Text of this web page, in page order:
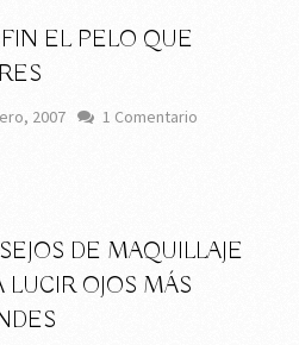
EL PELO QUE
2007 1 Comentario
DE MAQUILLAJE
LUCIR OJOS MÁS